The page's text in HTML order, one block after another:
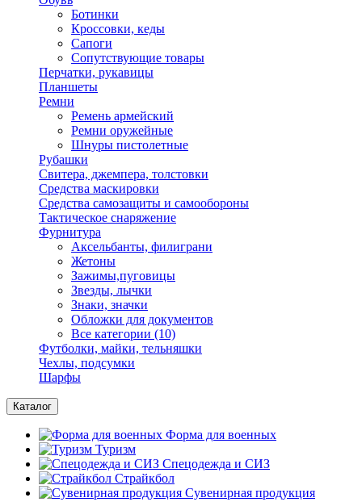
Ботинки
Кроссовки, кеды
Сапоги
Сопутствующие товары
Перчатки, рукавицы
Планшеты
Ремни
Ремень армейский
Ремни оружейные
Шнуры пистолетные
Рубашки
Свитера, джемпера, толстовки
Средства маскировки
Средства самозащиты и самообороны
Тактическое снаряжение
Фурнитура
Аксельбанты, филиграни
Жетоны
Зажимы,пуговицы
Звезды, лычки
Знаки, значки
Обложки для документов
Все категории (10)
Футболки, майки, тельняшки
Чехлы, подсумки
Шарфы
Каталог
Форма для военных
Туризм
Спецодежда и СИЗ
Страйкбол
Сувенирная продукция